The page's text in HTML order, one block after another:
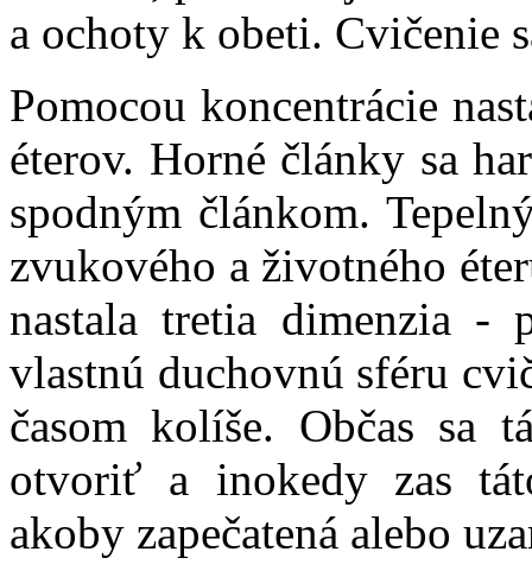
a ochoty k obeti. Cvičenie
Pomocou koncentrácie
éterov. Horné články sa
spodným článkom.
zvukového a životného
nastala tretia dimenzia -
vlastnú duchovnú sféru
časom kolíše. Občas sa
otvoriť a inokedy zas
akoby zapečatená alebo